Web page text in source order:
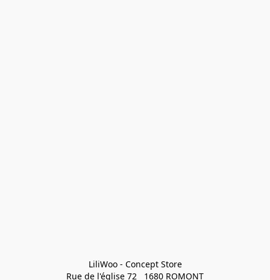
LiliWoo - Concept Store
Rue de l'église 72   1680 ROMONT